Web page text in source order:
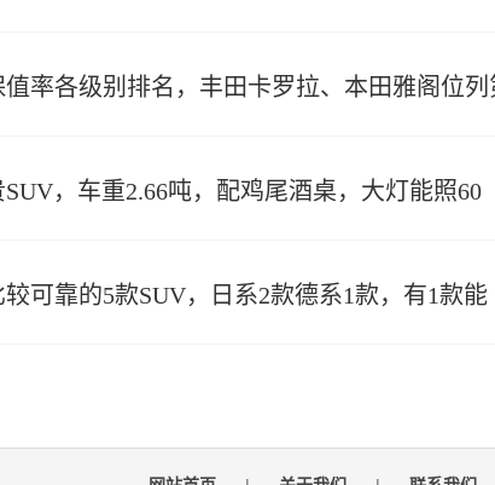
值率各级别排名，丰田卡罗拉、本田雅阁位列
，车重2.66吨，配鸡尾酒桌，大灯能照60
可靠的5款SUV，日系2款德系1款，有1款能